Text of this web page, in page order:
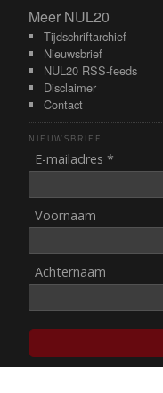
Meer NUL20
Meer NUL20
Tijdschriftarchief
Nieuwsbrief
NUL20 RSS-feeds
Disclaimer
Contact
NIEUWSBRIEF
E-mailadres *
Voornaam
Achternaam